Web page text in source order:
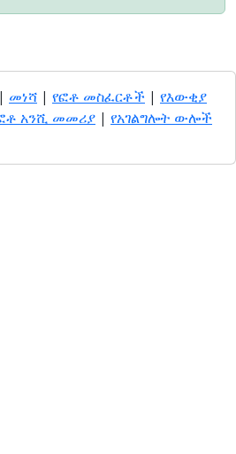
መነሻ | የፎቶ መስፈርቶች | የእውቂያ
አንሺ መመሪያ | የአገልግሎት ውሎች